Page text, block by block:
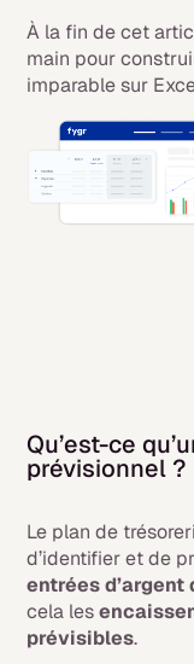
À la fin de cet
main pour
imparable sur
Qu’est-ce
prévisionnel ?
Le plan de
d’identifier et de
entrées
cela les
prévisibles.